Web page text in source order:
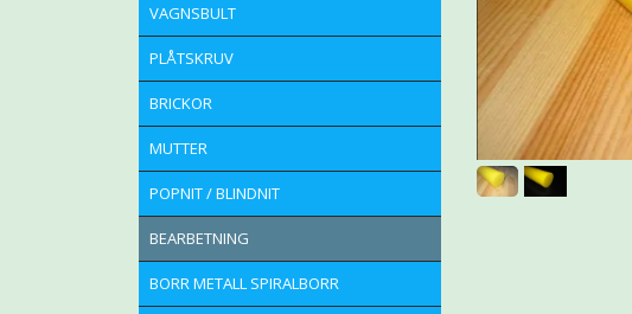
VAGNSBULT
PLÅTSKRUV
BRICKOR
MUTTER
POPNIT / BLINDNIT
BEARBETNING
BORR METALL SPIRALBORR